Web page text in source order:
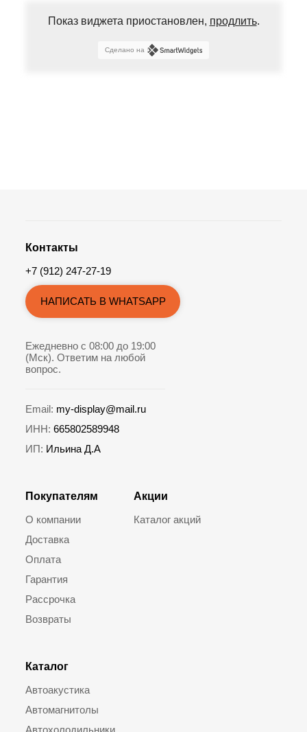
Показ виджета приостановлен, продлить.
Сделано на
Покупателям
О компании
Доставка
Оплата
Гарантия
Рассрочка
Возвраты
Каталог
Автоакустика
Автомагнитолы
Автохолодильники
Акции
Каталог акций
Контакты
+7 (912) 247-27-19
НАПИСАТЬ В WHATSAPP
Ежедневно с 08:00 до 19:00
(Мск). Ответим на любой
вопрос.
Email: my-display@mail.ru
ИНН: 665802589948
ИП: Ильина Д.А